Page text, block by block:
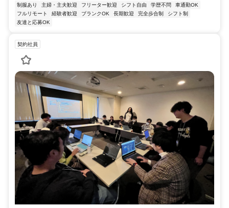
制服あり 主婦・主夫歓迎 フリーター歓迎 シフト自由 学歴不問
車通勤OK
フルリモート
経験者歓迎 ブランクOK 長期歓迎 完全歩合制
シフト制
友達と応募OK
契約社員